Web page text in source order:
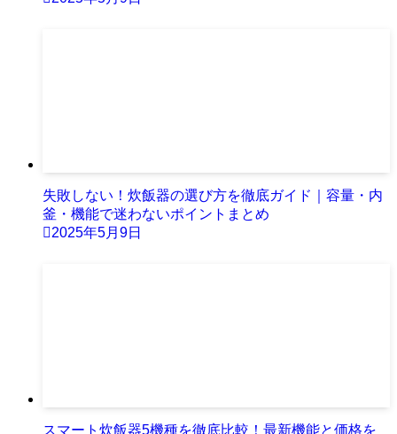
失敗しない！炊飯器の選び方を徹底ガイド｜容量・内
釜・機能で迷わないポイントまとめ
2025年5月9日
スマート炊飯器5機種を徹底比較！最新機能と価格を